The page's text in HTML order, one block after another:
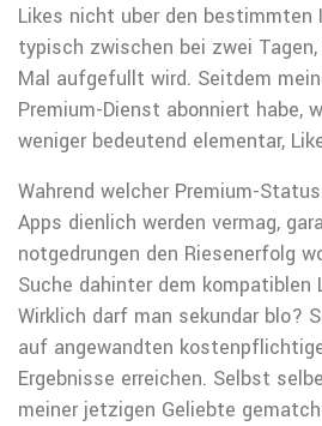
Likes nicht uber den bestimmten
typisch zwischen bei zwei
Mal aufgefullt wird. Seitdem
Premium-Dienst abonniert habe,
weniger bedeutend elementar,
Wahrend welcher Premium-
Apps dienlich werden vermag,
notgedrungen den Riesenerfolg
Suche dahinter dem kompatiblen
Wirklich darf man sekundar blo?
auf angewandten
Ergebnisse erreichen. Selbst
meiner jetzigen Geliebte